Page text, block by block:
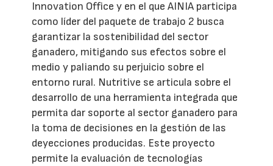
Innovation Office y en el que AINIA participa
como líder del paquete de trabajo 2 busca
garantizar la sostenibilidad del sector
ganadero, mitigando sus efectos sobre el
medio y paliando su perjuicio sobre el
entorno rural. Nutritive se articula sobre el
desarrollo de una herramienta integrada que
permita dar soporte al sector ganadero para
la toma de decisiones en la gestión de las
deyecciones producidas. Este proyecto
permite la evaluación de tecnologías